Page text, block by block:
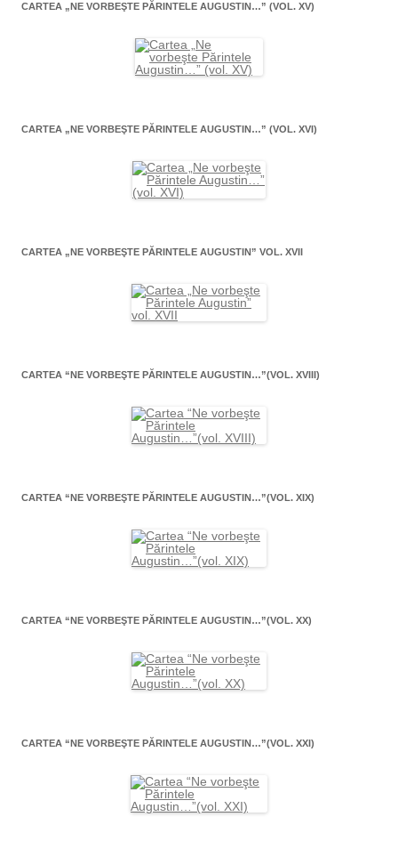
CARTEA „NE VORBEŞTE PĂRINTELE AUGUSTIN…” (VOL. XV)
CARTEA „NE VORBEŞTE PĂRINTELE AUGUSTIN…” (VOL. XVI)
CARTEA „NE VORBEŞTE PĂRINTELE AUGUSTIN” VOL. XVII
CARTEA “NE VORBEŞTE PĂRINTELE AUGUSTIN…”(VOL. XVIII)
CARTEA “NE VORBEŞTE PĂRINTELE AUGUSTIN…”(VOL. XIX)
CARTEA “NE VORBEŞTE PĂRINTELE AUGUSTIN…”(VOL. XX)
CARTEA “NE VORBEŞTE PĂRINTELE AUGUSTIN…”(VOL. XXI)